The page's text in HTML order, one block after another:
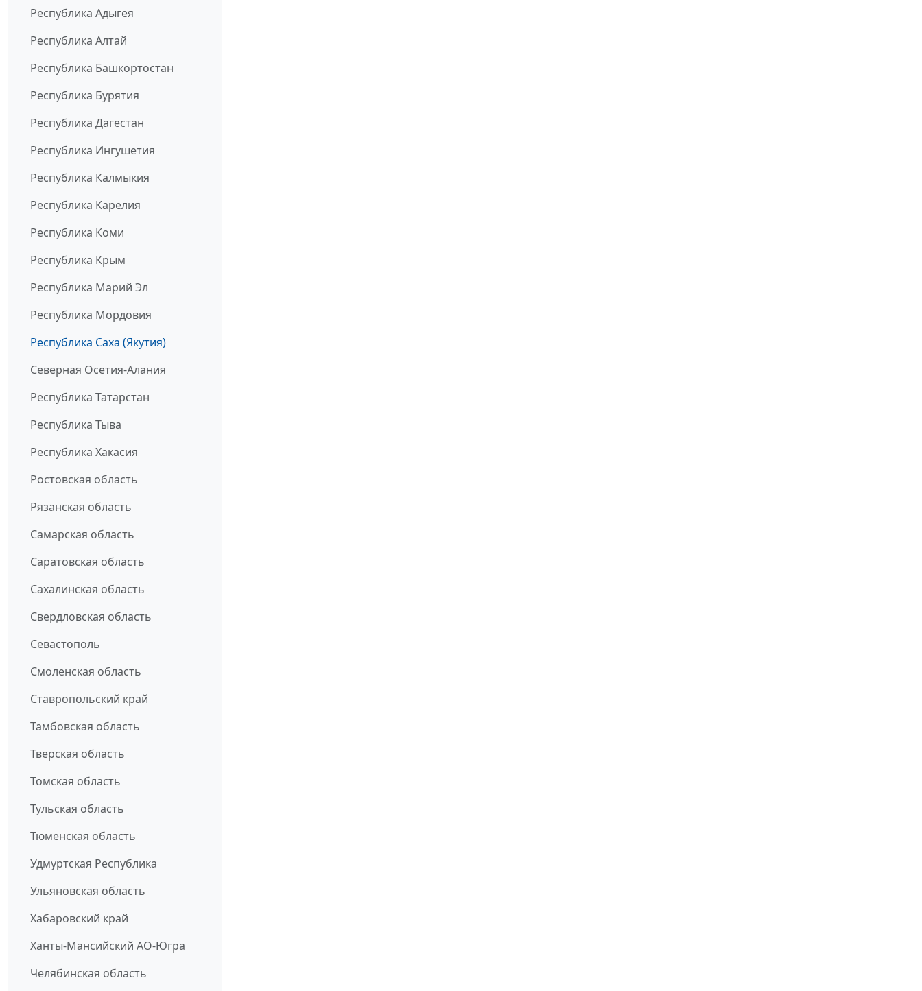
Республика Адыгея
Республика Алтай
Республика Башкортостан
Республика Бурятия
Республика Дагестан
Республика Ингушетия
Республика Калмыкия
Республика Карелия
Республика Коми
Республика Крым
Республика Марий Эл
Республика Мордовия
Республика Саха (Якутия)
Северная Осетия-Алания
Республика Татарстан
Республика Тыва
Республика Хакасия
Ростовская область
Рязанская область
Самарская область
Саратовская область
Сахалинская область
Свердловская область
Севастополь
Смоленская область
Ставропольский край
Тамбовская область
Тверская область
Томская область
Тульская область
Тюменская область
Удмуртская Республика
Ульяновская область
Хабаровский край
Ханты-Мансийский АО-Югра
Челябинская область